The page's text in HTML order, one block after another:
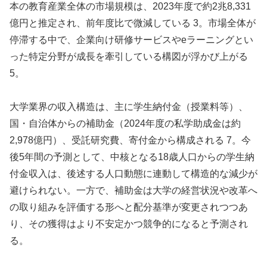
本の教育産業全体の市場規模は、2023年度で約2兆8,331
億円と推定され、前年度比で微減している 3。市場全体が
停滞する中で、企業向け研修サービスやeラーニングとい
った特定分野が成長を牽引している構図が浮かび上がる
5。
大学業界の収入構造は、主に学生納付金（授業料等）、
国・自治体からの補助金（2024年度の私学助成金は約
2,978億円）、受託研究費、寄付金から構成される 7。今
後5年間の予測として、中核となる18歳人口からの学生納
付金収入は、後述する人口動態に連動して構造的な減少が
避けられない。一方で、補助金は大学の経営状況や改革へ
の取り組みを評価する形へと配分基準が変更されつつあ
り、その獲得はより不安定かつ競争的になると予測され
る。